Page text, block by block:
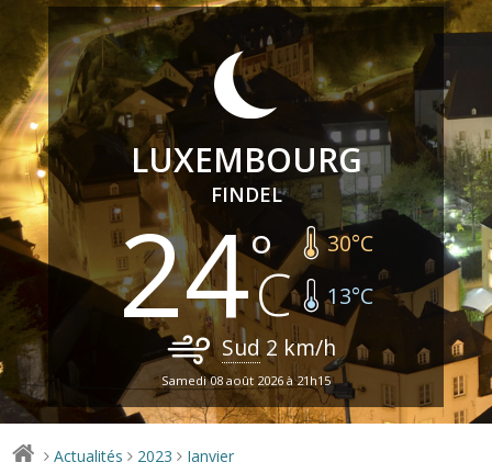
LUXEMBOURG
FINDEL
24 30°C
13°C
Sud 2 km/h
Samedi 08 août 2026 à 21h15
> Actualités > 2023 > Janvier